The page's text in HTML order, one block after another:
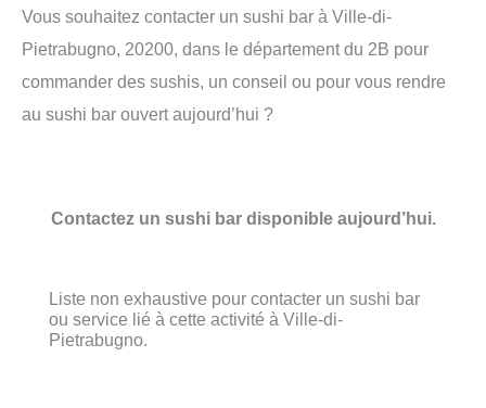
Vous souhaitez contacter un sushi bar à Ville-di-
Pietrabugno, 20200, dans le département du 2B pour
commander des sushis, un conseil ou pour vous rendre
au sushi bar ouvert aujourd’hui ?
Contactez un sushi bar disponible aujourd’hui.
Liste non exhaustive pour contacter un sushi bar
ou service lié à cette activité à Ville-di-
Pietrabugno.